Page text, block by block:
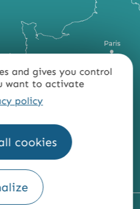
and gives you control
want to activate
policy
cookies